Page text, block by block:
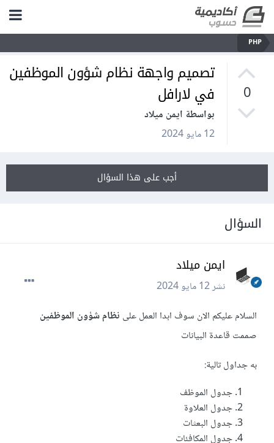
PHP
0
تصميم واجهة نظام شؤون الموظفين
في لارافل
بواسطة ايمن ميلاد
12 مايو 2024
أجب على هذا السؤال
السؤال
ايمن ميلاد
نشر12 مايو 2024
السلام عليكم الان سوف ابدا العمل على نظام شؤون الموظفين
صممت قاعدة البيانات
به جداول تالية:
جدول الموظف
جدول العلاوة
جدول البعثات
جدول المكافئات